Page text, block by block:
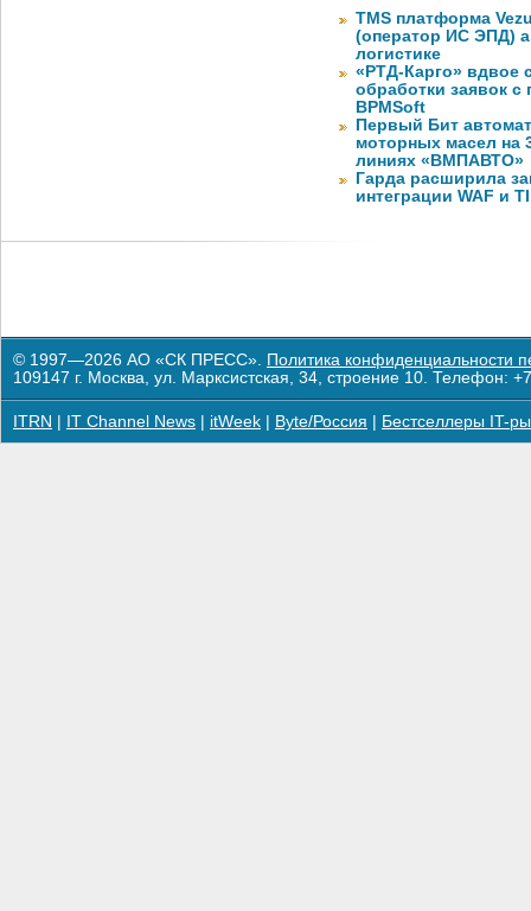
TMS платформа
(оператор ИС ЭПД)
логистике
«РТД-Карго» вдвое
обработки заявок
BPMSoft
Первый Бит
моторных масел на
линиях «ВМПАВТО»
Гарда расширила
интеграции WAF и
© 1997—2026 АО «СК ПРЕСС». Политика конфиденциальности
109147 г. Москва, ул. Марксистская, 34, строение 10. Телефон:
ITRN IT Channel News itWeek Byte/Россия Бестселлеры IT-